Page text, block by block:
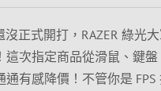
正式開打，RAZER 綠光
這次指定商品從滑鼠、鍵
通有感降價！不管你是 FPS